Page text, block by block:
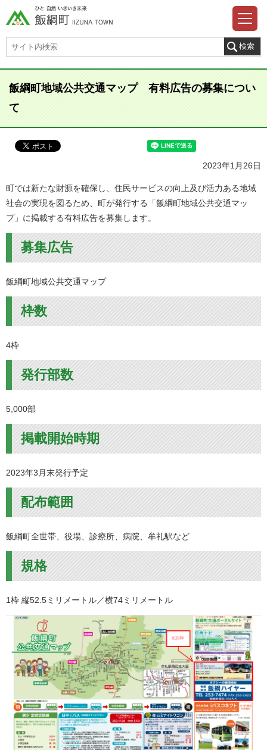
飯綱町地域公共交通マップ 有料広告の募集につい
て
2023年1月26日
町では新たな財源を確保し、住民サービスの向上及び活力ある地域
社会の実現を図るため、町が発行する「飯綱町地域公共交通マッ
プ」に掲載する有料広告を募集します。
募集広告
飯綱町地域公共交通マップ
枠数
4枠
発行部数
5,000部
掲載開始時期
2023年3月末発行予定
配布範囲
飯綱町全世帯、役場、診療所、病院、牟礼駅など
規格
1枠 縦52.5ミリメートル／横74ミリメートル